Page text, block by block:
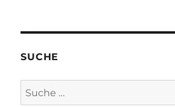
SUCHE
Suche
nach: